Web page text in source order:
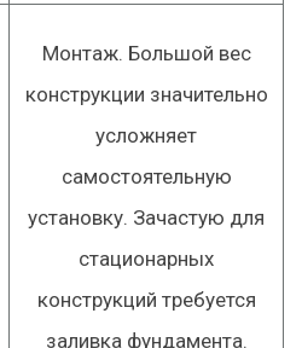
Монтаж. Большой вес
конструкции значительно
усложняет
самостоятельную
установку. Зачастую для
стационарных
конструкций требуется
заливка фундамента.